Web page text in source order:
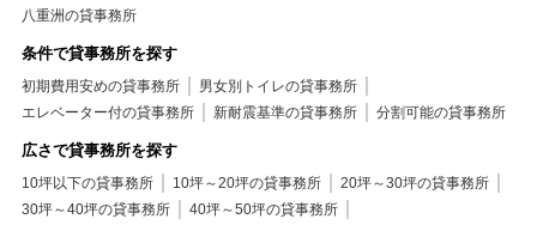
八重洲の貸事務所
条件で貸事務所を探す
初期費用安めの貸事務所
男女別トイレの貸事務所
エレベーター付の貸事務所
新耐震基準の貸事務所 分割可能の貸事務所
広さで貸事務所を探す
10坪以下の貸事務所 10坪～20坪の貸事務所
20坪～30坪の貸事務所
30坪～40坪の貸事務所
40坪～50坪の貸事務所